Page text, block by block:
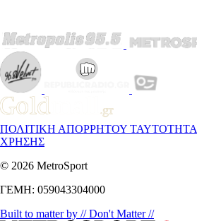
ΠΟΛΙΤΙΚΗ ΑΠΟΡΡΗΤΟΥ ΤΑΥΤΟΤΗΤΑ
ΧΡΗΣΗΣ
© 2026 MetroSport
ΓΕΜΗ: 059043304000
Built to matter by // Don't Matter //